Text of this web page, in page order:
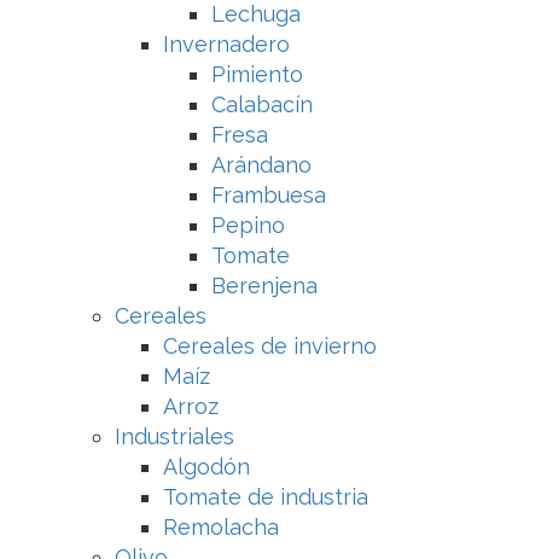
Lechuga
Invernadero
Pimiento
Calabacín
Fresa
Arándano
Frambuesa
Pepino
Tomate
Berenjena
Cereales
Cereales de invierno
Maíz
Arroz
Industriales
Algodón
Tomate de industria
Remolacha